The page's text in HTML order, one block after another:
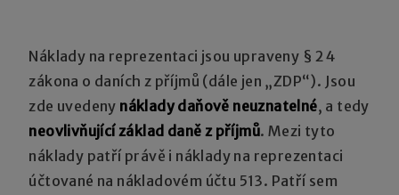
Náklady na reprezentaci jsou upraveny § 24
zákona o daních z příjmů (dále jen „ZDP“). Jsou
zde uvedeny náklady daňově neuznatelné, a tedy
neovlivňující základ daně z příjmů. Mezi tyto
náklady patří právě i náklady na reprezentaci
účtované na nákladovém účtu 513. Patří sem